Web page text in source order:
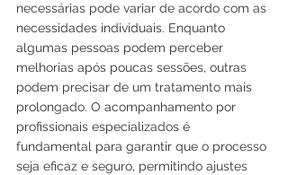
necessárias pode variar de acordo com as
necessidades individuais. Enquanto
algumas pessoas podem perceber
melhorias após poucas sessões, outras
podem precisar de um tratamento mais
prolongado. O acompanhamento por
profissionais especializados é
fundamental para garantir que o processo
seja eficaz e seguro, permitindo ajustes